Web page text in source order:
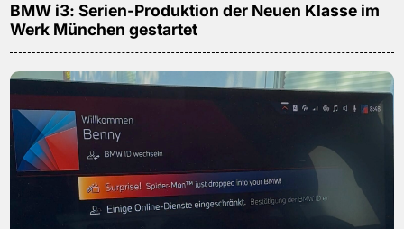
BMW i3: Serien-Produktion der Neuen Klasse im
Werk München gestartet